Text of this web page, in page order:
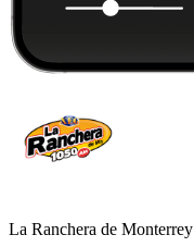
La Ranchera de Monterrey